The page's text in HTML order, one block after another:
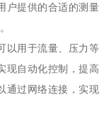
户提供的合适的测量
以用于流量、压力等
现自动化控制，提高
通过网络连接，实现